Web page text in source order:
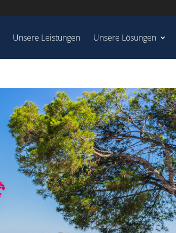
Unsere Leistungen Unsere Lösungen